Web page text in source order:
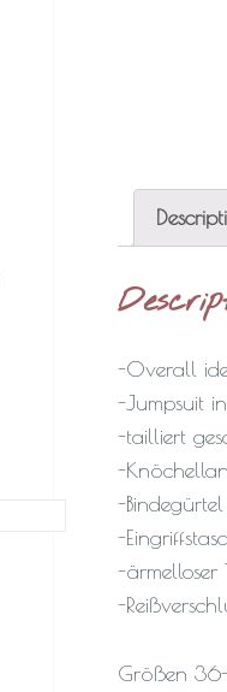
-Overall
-Jumpsuit
-tailliert
-
-
-
-ärmelloser
-
Größen